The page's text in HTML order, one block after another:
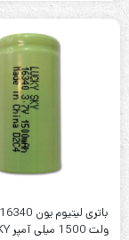
ولت 1500 میلی آمپر LUCKY SKY